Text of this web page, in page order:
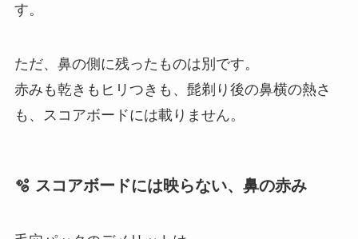
す。
ただ、鼻の側に残ったものは別です。
赤みも乾きもヒリつきも、髭剃り後の鼻横の熱さ
も、スコアボードには載りません。
🫧 スコアボードには映らない、鼻の赤み